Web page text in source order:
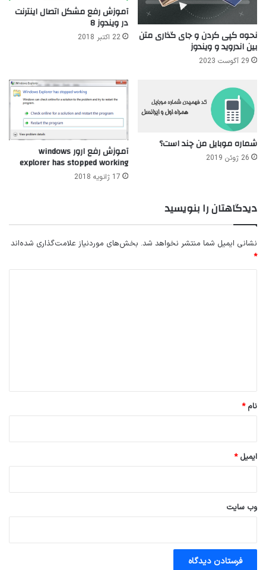
نحوه کپی کردن و جای گذاری متن
بین اندروید و ویندوز
29 آگوست 2023
آموزش رفع مشکل اتصال اینترنت
در ویندوز 8
22 اکتبر 2018
شماره موبایل من چند است؟
26 ژوئن 2019 آموزش رفع ارور windows
explorer has stopped working
17 ژانویه 2018
دیدگاهتان را بنویسید
نشانی ایمیل شما منتشر نخواهد شد. بخش‌های موردنیاز علامت‌گذاری شده‌اند
*
نام*
ایمیل*
وب‌ سایت